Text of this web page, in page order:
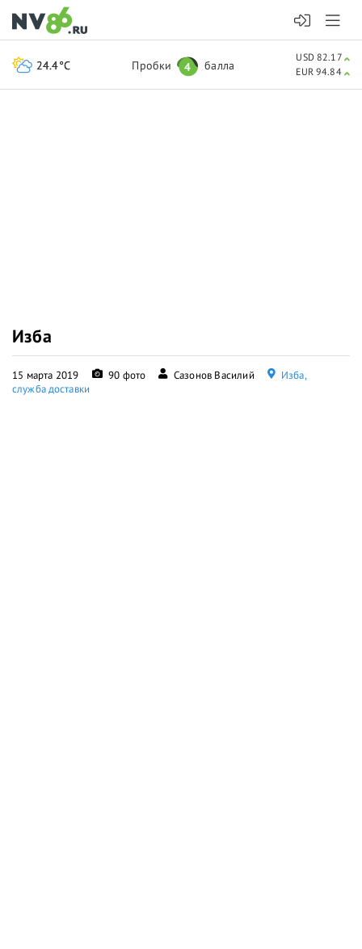
Изба
15 марта 2019 90 фото Сазонов Василий
Изба,
служба доставки
24.4°C Пробки 4 балла
USD 82.17
EUR 94.84